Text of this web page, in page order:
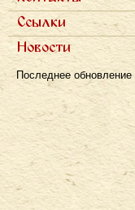
Телевидение
Рецензии
Ссылки
Новости
Последнее обновление